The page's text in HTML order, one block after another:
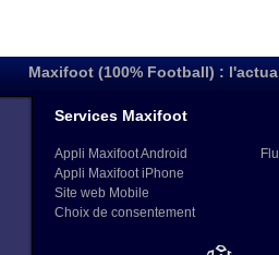
Maxifoot (100% Football) :
Services Maxifoot
Appli Maxifoot Android
Appli Maxifoot iPhone
Site web Mobile
Choix de consentement